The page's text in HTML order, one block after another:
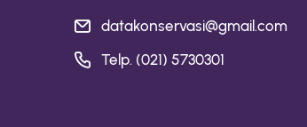
datakonservasi@gmail.com
Telp. (021) 5730301